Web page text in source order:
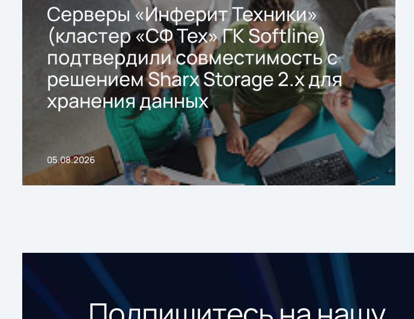
Серверы «Инферит Техники»
(кластер «СФ Тех» ГК Softline)
подтвердили совместимость с
решением Sharx Storage 2.x для
хранения данных
05.08.2026